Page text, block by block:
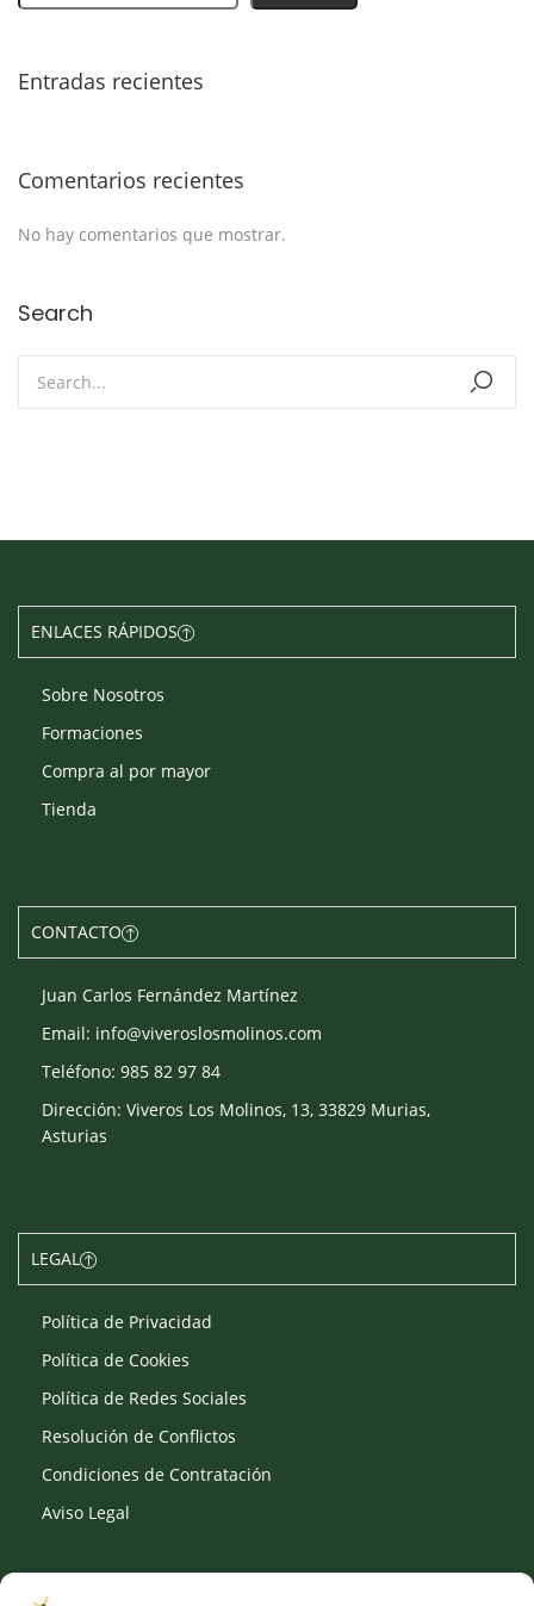
Entradas recientes
Comentarios recientes
No hay comentarios que mostrar.
Search
ENLACES RÁPIDOS
Sobre Nosotros
Formaciones
Compra al por mayor
Tienda
CONTACTO
Juan Carlos Fernández Martínez
Email: info@viveroslosmolinos.com
Teléfono: 985 82 97 84
Dirección: Viveros Los Molinos, 13, 33829 Murias,
Asturias
LEGAL
Política de Privacidad
Política de Cookies
Política de Redes Sociales
Resolución de Conflictos
Condiciones de Contratación
Aviso Legal